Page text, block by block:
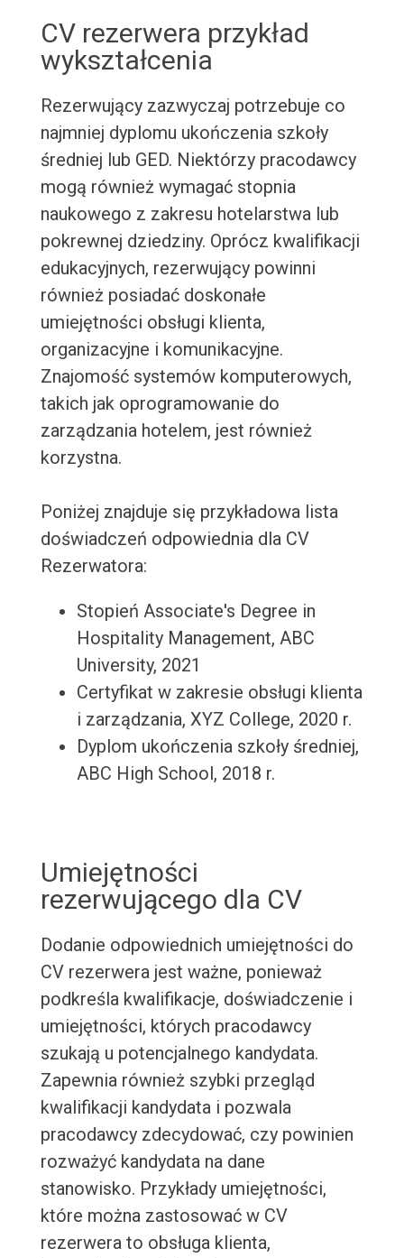
CV rezerwera przykład
wykształcenia
Rezerwujący zazwyczaj potrzebuje co
najmniej dyplomu ukończenia szkoły
średniej lub GED. Niektórzy pracodawcy
mogą również wymagać stopnia
naukowego z zakresu hotelarstwa lub
pokrewnej dziedziny. Oprócz kwalifikacji
edukacyjnych, rezerwujący powinni
również posiadać doskonałe
umiejętności obsługi klienta,
organizacyjne i komunikacyjne.
Znajomość systemów komputerowych,
takich jak oprogramowanie do
zarządzania hotelem, jest również
korzystna.
Poniżej znajduje się przykładowa lista
doświadczeń odpowiednia dla CV
Rezerwatora:
Stopień Associate's Degree in
Hospitality Management, ABC
University, 2021
Certyfikat w zakresie obsługi klienta
i zarządzania, XYZ College, 2020 r.
Dyplom ukończenia szkoły średniej,
ABC High School, 2018 r.
Umiejętności
rezerwującego dla CV
Dodanie odpowiednich umiejętności do
CV rezerwera jest ważne, ponieważ
podkreśla kwalifikacje, doświadczenie i
umiejętności, których pracodawcy
szukają u potencjalnego kandydata.
Zapewnia również szybki przegląd
kwalifikacji kandydata i pozwala
pracodawcy zdecydować, czy powinien
rozważyć kandydata na dane
stanowisko. Przykłady umiejętności,
które można zastosować w CV
rezerwera to obsługa klienta,